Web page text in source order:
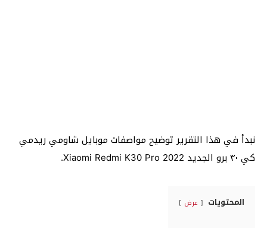
نبدأ في هذا التقرير توضيح مواصفات موبايل شاومي ريدمي
كي ٣٠ برو الجديد 2022 Xiaomi Redmi K30 Pro.
المحتويات عرض